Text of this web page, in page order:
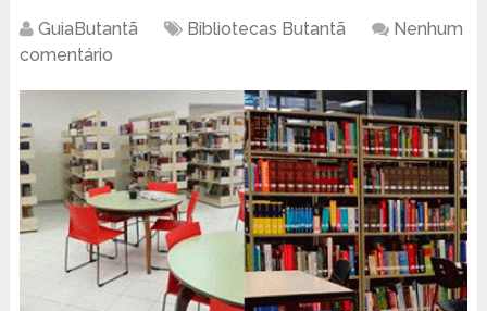
GuiaButantã Bibliotecas Butantã
Nenhum
comentário